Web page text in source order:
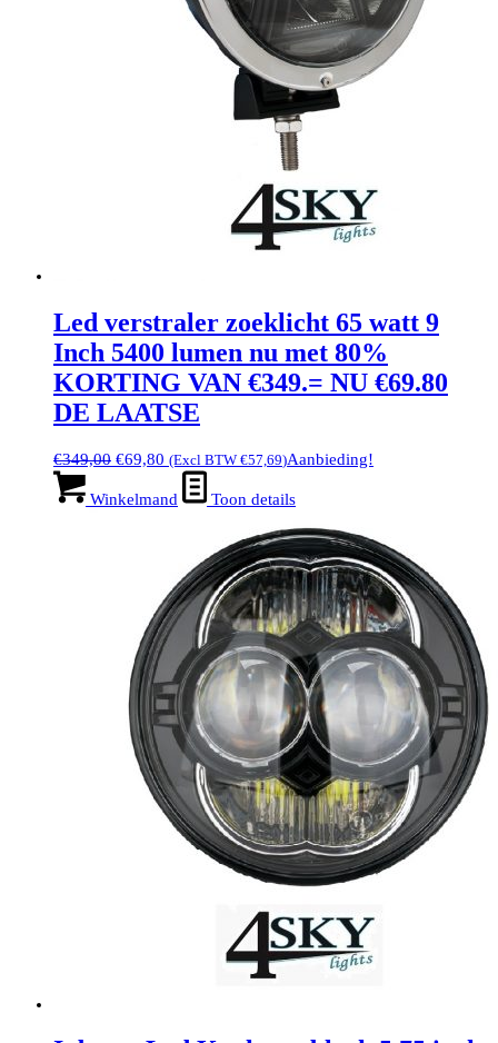
Led verstraler zoeklicht 65 watt 9
Inch 5400 lumen nu met 80%
KORTING VAN €349.= NU €69.80
DE LAATSE
€349,00 Oorspronkelijke
was:
€69,80 Huidige
prijs
is:
(Excl BTW €57,69)Aanbieding!
Winkelmand Toon details